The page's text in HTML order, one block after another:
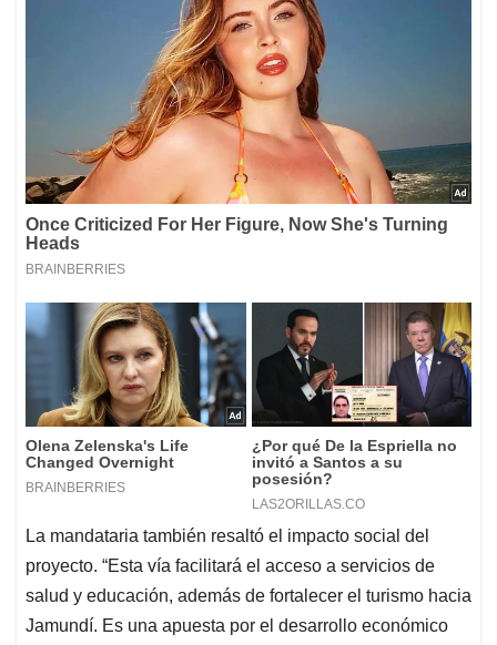
La mandataria también resaltó el impacto social del
proyecto. “Esta vía facilitará el acceso a servicios de
salud y educación, además de fortalecer el turismo hacia
Jamundí. Es una apuesta por el desarrollo económico